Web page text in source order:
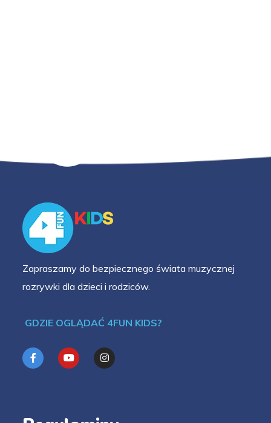
Zapraszamy do bezpiecznego świata muzycznej
rozrywki dla dzieci i rodziców.
GDZIE OGLĄDAĆ 4FUN KIDS?